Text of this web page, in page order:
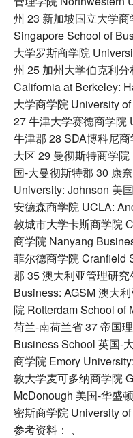
州 23 新加坡国立大学
Singapore School of
大学罗斯商学院
州 25 加州大学伯克利
California at Berkeley:
大学商学院 University
27 牛津大学赛德商学院
牛津郡 28 SDA博科尼
大区 29 曼彻斯特商学
国-大曼彻斯特郡 30 康
University: Johnson 美
安德森商学院 UCLA:
敦城市大学卡斯商学院
商学院 Nanyang
菲尔德商学院 Cranfield
郡 35 澳大利亚管理研
Business: AGSM 澳大
院 Rotterdam School of
荷兰-南荷兰省 37 帝国
Business School 英国-
商学院 Emory
敦大学麦可多纳商学院
McDonough 美国-华盛
密斯商学院 University
参考资料： 、